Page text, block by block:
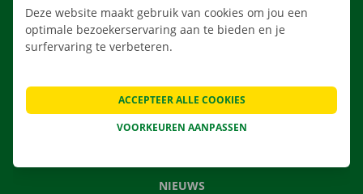
LOCATIES
APP
CONTACTEER ONS
NIEUWS
Deze website maakt gebruik van cookies om jou een
optimale bezoekerservaring aan te bieden en je
surfervaring te verbeteren.
VOORKEUREN AANPASSEN
ACCEPTEER ALLE COOKIES